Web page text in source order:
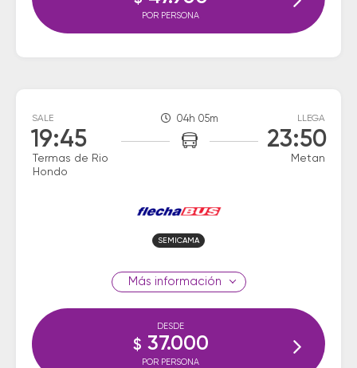
POR PERSONA
SALE
19:45
Termas de Rio
Hondo
04h 05m LLEGA
23:50
Metan
SEMICAMA
información
DESDE
$ 37.000
POR PERSONA